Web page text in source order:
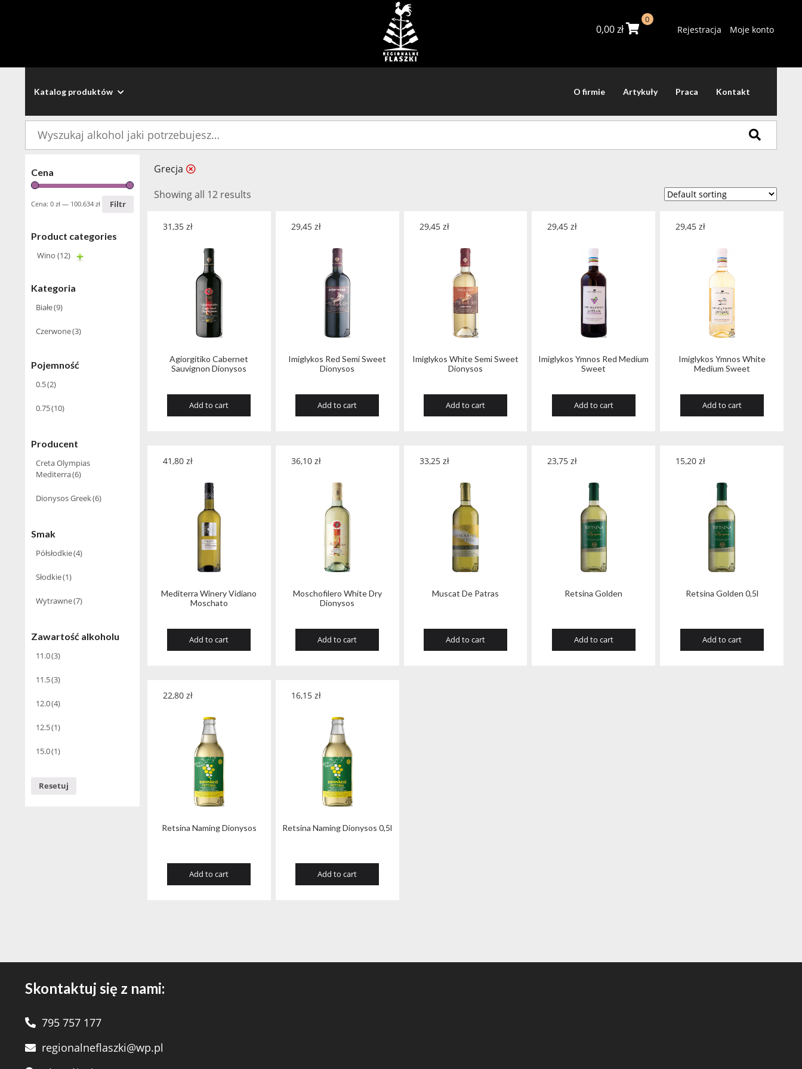
0,00zł
0
Rejestracja Moje konto
Katalog produktów O firmie Artykuły Praca Kontakt
Cena
Filtr
Cena: 0 zł — 100.634 zł
Product categories
Wino (12)
Kategoria
Białe(9)
Czerwone(3)
Pojemność
0.5(2)
0.75(10)
Producent
Creta Olympias
Mediterra(6)
Dionysos Greek(6)
Smak
Półsłodkie(4)
Słodkie(1)
Wytrawne(7)
Zawartość alkoholu
11.0(3)
11.5(3)
12.0(4)
12.5(1)
15.0(1)
Resetuj
Grecja
Showing all 12 results
Agiorgitiko Cabernet
Sauvignon Dionysos
31,35 zł
Add to cart
Imiglykos Red Semi Sweet
Dionysos
29,45 zł
Add to cart
Imiglykos White Semi Sweet
Dionysos
29,45 zł
Add to cart
Imiglykos Ymnos Red Medium
Sweet
29,45zł
Add to cart
Imiglykos Ymnos White
Medium Sweet
29,45zł
Add to cart
Mediterra Winery Vidiano
Moschato
41,80 zł
Add to cart
Moschofilero White Dry
Dionysos
36,10 zł
Add to cart
Muscat De Patras
33,25 zł
Add to cart
Retsina Golden
23,75zł
Add to cart
Retsina Golden 0,5l
15,20zł
Add to cart
Retsina Naming Dionysos
22,80 zł
Add to cart
Retsina Naming Dionysos 0,5l
16,15 zł
Add to cart
Skontaktuj się z nami:
795 757 177
regionalneflaszki@wp.pl